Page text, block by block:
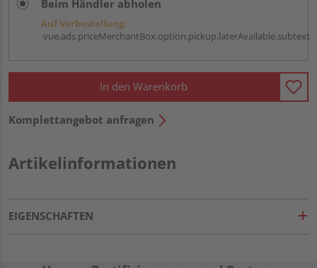
Beim Händler abholen
Auf Vorbestellung:
vue.ads.priceMerchantBox.option.pickup.laterAvailable.subtext
In den Warenkorb
Komplettangebot anfragen
Artikelinformationen
EIGENSCHAFTEN